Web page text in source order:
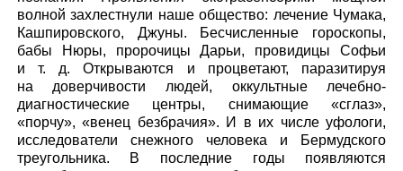
волной захлестнули наше общество: лечение Чумака,
Кашпировского, Джуны. Бесчисленные гороскопы,
бабы Нюры, пророчицы Дарьи, провидицы Софьи
и т. д. Открываются и процветают, паразитируя
на доверчивости людей, оккультные лечебно-
диагностические центры, снимающие «сглаз»,
«порчу», «венец безбрачия». И в их числе уфологи,
исследователи снежного человека и Бермудского
треугольника. В последние годы появляются